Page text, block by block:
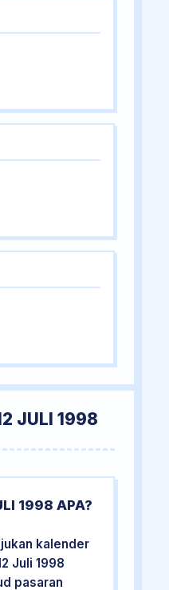
JULI 1998
1998 APA?
kalender
Juli 1998
pasaran